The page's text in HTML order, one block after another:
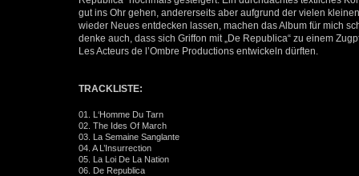
gut ins Ohr gehen, andererseits aber aufgrund der vielen
wieder Neues entdecken lassen, machen das Album für mich
denke auch, dass sich Griffon mit „De Republica“ zu einem
Les Acteurs de l’Ombre Productions entwickeln dürften.
TRACKLISTE:
01. L‘Homme Du Tarn
02. The Ides Of March
03. La Semaine Sanglante
04. A L’Insurrection
05. La Loi De La Nation
06. De Republica